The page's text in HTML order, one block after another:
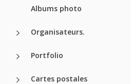
Albums photo
Organisateurs.
Portfolio
Cartes postales